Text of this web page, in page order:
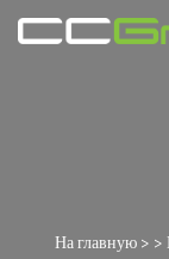
На главную > >